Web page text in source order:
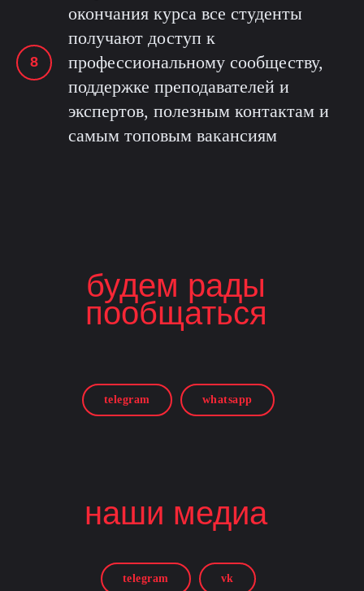
окончания курса все студенты
получают доступ к
профессиональному сообществу,
поддержке преподавателей и
экспертов, полезным контактам и
самым топовым вакансиям
будем рады
пообщаться
telegram whatsapp
наши медиа
telegram vk